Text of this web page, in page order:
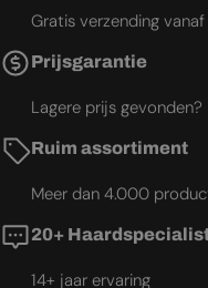
Gratis verzending
Prijsgarantie
Lagere prijs
Ruim assortiment
Meer dan 4.000
20+
14+ jaar ervaring